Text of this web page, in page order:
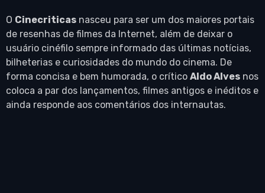
O Cinecriticas nasceu para ser um dos maiores portais
de resenhas de filmes da Internet, além de deixar o
usuário cinéfilo sempre informado das últimas notícias,
bilheterias e curiosidades do mundo do cinema. De
forma concisa e bem humorada, o crítico Aldo Alves nos
coloca a par dos lançamentos, filmes antigos e inéditos e
ainda responde aos comentários dos internautas.